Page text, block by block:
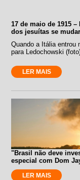
17 de maio de 1915
dos jesuítas se
Quando a Itália entrou
para Ledochowski
LER MAIS
"Brasil não deve
especial com Dom
LER MAIS